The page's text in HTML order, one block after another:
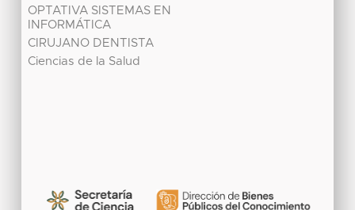
OPTATIVA SISTEMAS EN
INFORMÁTICA
CIRUJANO DENTISTA
Ciencias de la Salud